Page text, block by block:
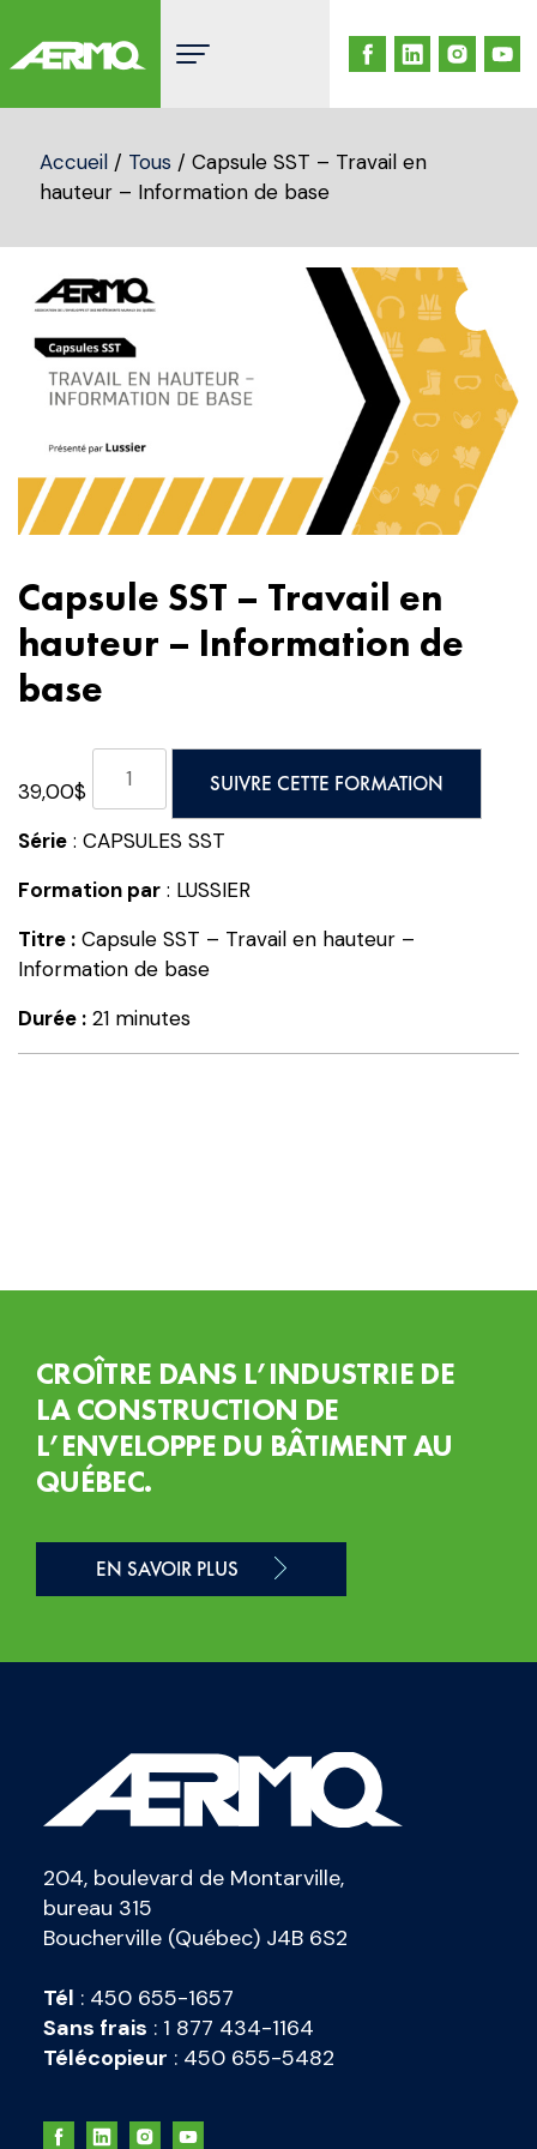
content
Accueil / Tous / Capsule SST – Travail en
hauteur – Information de base
Capsule SST – Travail en
hauteur – Information de
base
39,00$
SST
-
en
hauteur
Information
de
SUIVRE CETTE FORMATION
Série : CAPSULES SST
Formation par : LUSSIER
Titre : Capsule SST – Travail en hauteur –
Information de base
Durée : 21 minutes
CROÎTRE DANS L’INDUSTRIE DE
LA CONSTRUCTION DE
L’ENVELOPPE DU BÂTIMENT AU
QUÉBEC.
EN SAVOIR PLUS
204, boulevard de Montarville,
bureau 315
Boucherville (Québec) J4B 6S2
Tél : 450 655-1657
Sans frais : 1 877 434-1164
Télécopieur : 450 655-5482